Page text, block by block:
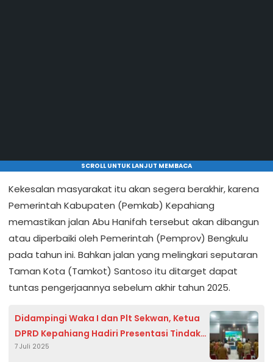
SCROLL UNTUK LANJUT MEMBACA
Kekesalan masyarakat itu akan segera berakhir, karena
Pemerintah Kabupaten (Pemkab) Kepahiang
memastikan jalan Abu Hanifah tersebut akan dibangun
atau diperbaiki oleh Pemerintah (Pemprov) Bengkulu
pada tahun ini. Bahkan jalan yang melingkari seputaran
Taman Kota (Tamkot) Santoso itu ditarget dapat
tuntas pengerjaannya sebelum akhir tahun 2025.
Didampingi Waka I dan Plt Sekwan, Ketua
DPRD Kepahiang Hadiri Presentasi Tindak
Lanjut Temuan BPK
7 Juli 2025